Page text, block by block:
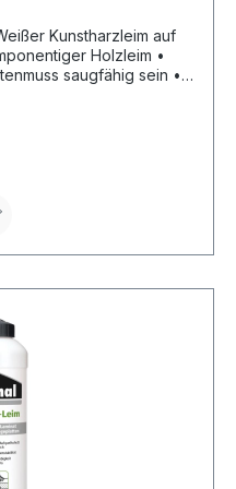
Kunstharzleim auf
saugfähig sein •
(3:1)). Kann